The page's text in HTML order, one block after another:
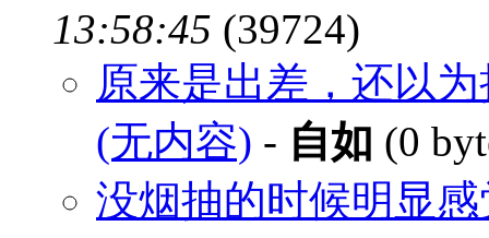
13:58:45 (39724)
原来是出差，还以
(无内容) - 自如 (0
没烟抽的时候明显